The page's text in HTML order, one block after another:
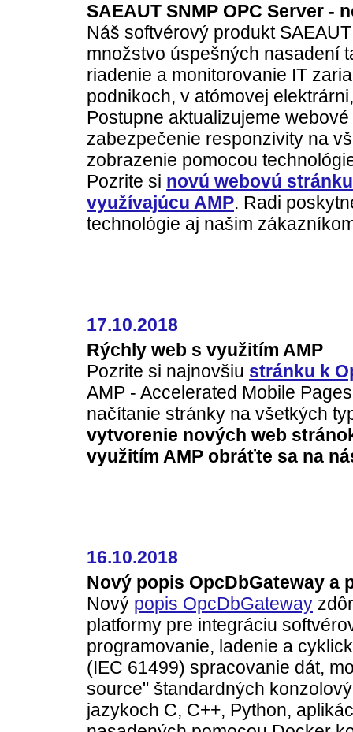
SAEAUT SNMP OPC Server -
Náš softvérový produkt
množstvo úspešných nasadení
riadenie a monitorovanie IT
podnikoch, v atómovej
Postupne aktualizujeme
zabezpečenie responzivity na
zobrazenie pomocou
Pozrite si novú webovú
využívajúcu AMP. Radi
technológie aj našim
17.10.2018
Rýchly web s využitím AMP
Pozrite si najnovšiu stránku k
AMP - Accelerated Mobile
načítanie stránky na všetkých
vytvorenie nových web
využitím AMP obráťte sa na
16.10.2018
Nový popis OpcDbGateway a
Nový popis OpcDbGateway
platformy pre integráciu
programovanie, ladenie a
(IEC 61499) spracovanie dát,
source" štandardných
jazykoch C, C++, Python,